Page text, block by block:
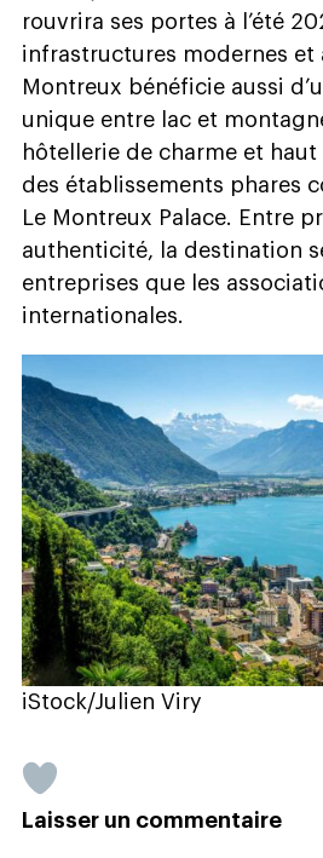
rouvrira ses portes à l’été
infrastructures modernes et
Montreux bénéficie aussi
unique entre lac et
hôtellerie de charme et
des établissements phares
Le Montreux Palace. Entre
authenticité, la destination
entreprises que les
internationales.
iStock/Julien Viry
Laisser un commentaire